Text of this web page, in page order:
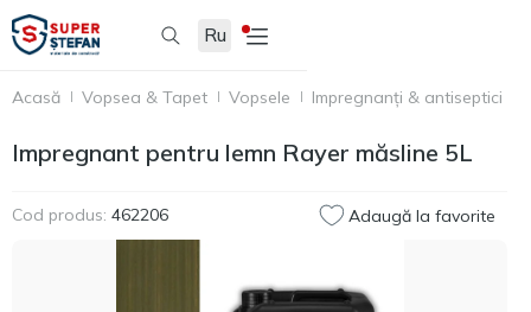
Ru
Acasă Vopsea & Tapet Vopsele Impregnanți & antiseptici
Impregnant pentru lemn Rayer măsline 5L
Cod produs: 462206 Adaugă la favorite